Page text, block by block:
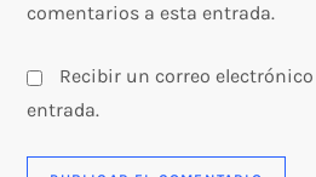
comentarios a esta entrada.
Recibir un correo
entrada.